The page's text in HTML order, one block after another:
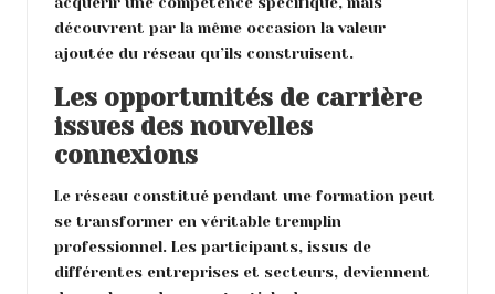
découvrent par la même occasion la valeur
ajoutée du réseau qu’ils construisent.
Les opportunités de carrière
issues des nouvelles
connexions
Le réseau constitué pendant une formation peut
se transformer en véritable tremplin
professionnel. Les participants, issus de
différentes entreprises et secteurs, deviennent